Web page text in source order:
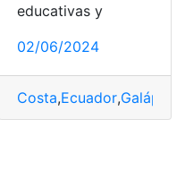
educativas y
02/06/2024
Costa,Ecuador,